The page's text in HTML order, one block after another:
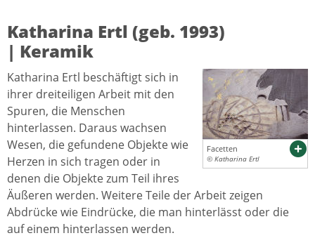
Katharina Ertl (geb. 1993)
| Keramik
Facetten
© Katharina Ertl
Katharina Ertl beschäftigt sich in
ihrer dreiteiligen Arbeit mit den
Spuren, die Menschen
hinterlassen. Daraus wachsen
Wesen, die gefundene Objekte wie
Herzen in sich tragen oder in
denen die Objekte zum Teil ihres
Äußeren werden. Weitere Teile der Arbeit zeigen
Abdrücke wie Eindrücke, die man hinterlässt oder die
auf einem hinterlassen werden.